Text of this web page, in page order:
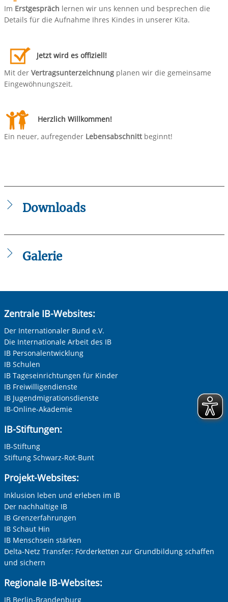
Im Erstgespräch lernen wir uns kennen und besprechen die
Details für die Aufnahme Ihres Kindes in unserer Kita.
Jetzt wird es offiziell!
Mit der Vertragsunterzeichnungplanen wir die gemeinsame
Eingewöhnungszeit.
Herzlich Willkommen!
Ein neuer, aufregender Lebensabschnittbeginnt!
Downloads
Galerie
Vorherige Folie anzeigen
Zentrale IB-Websites:
Der Internationaler Bund e.V.
Die Internationale Arbeit des IB
IB Personalentwicklung
IB Schulen
IB Tageseinrichtungen für Kinder
IB Freiwilligendienste
IB Jugendmigrationsdienste
IB-Online-Akademie
IB-Stiftungen:
IB-Stiftung
Stiftung Schwarz-Rot-Bunt
Projekt-Websites:
Inklusion leben und erleben im IB
Der nachhaltige IB
IB Grenzerfahrungen
IB Schaut Hin
IB Menschsein stärken
Delta-Netz Transfer: Förderketten zur Grundbildung schaffen
und sichern
Regionale IB-Websites:
IB Berlin-Brandenburg